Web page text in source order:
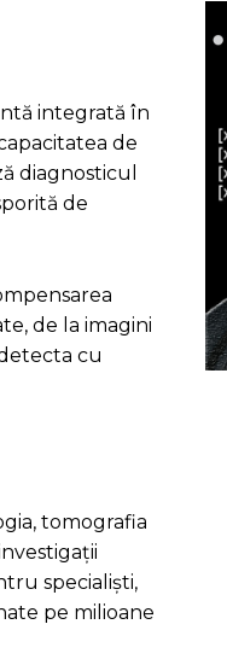
integrată în
de
diagnosticul
de
de la imagini
cu
tomografia
specialiști,
pe milioane